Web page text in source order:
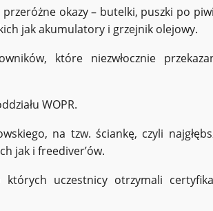
przeróżne okazy – butelki, puszki po
jak akumulatory i grzejnik olejowy.
które niezwłocznie
WOPR.
na tzw. ściankę, czyli
jak i freediver’ów.
uczestnicy otrzymali